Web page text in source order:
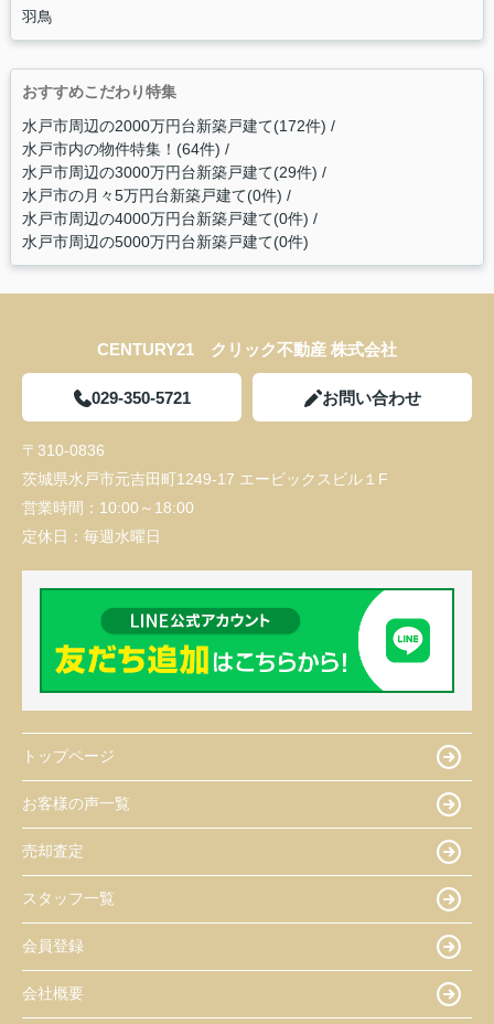
羽鳥
おすすめこだわり特集
水戸市周辺の2000万円台新築戸建て(172件)
水戸市内の物件特集！(64件)
水戸市周辺の3000万円台新築戸建て(29件)
水戸市の月々5万円台新築戸建て(0件)
水戸市周辺の4000万円台新築戸建て(0件)
水戸市周辺の5000万円台新築戸建て(0件)
CENTURY21 クリック不動産 株式会社
029-350-5721 お問い合わせ
〒310-0836
茨城県水戸市元吉田町1249-17 エービックスビル１F
営業時間： 10:00～18:00
定休日： 毎週水曜日
トップページ
お客様の声一覧
売却査定
スタッフ一覧
会員登録
会社概要